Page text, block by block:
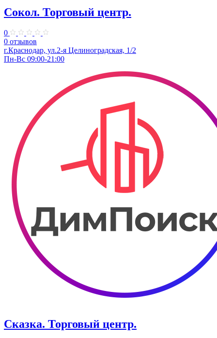
Сокол. ​Торговый центр.
0
0 отзывов
г.Краснодар, ул.2-я Целиноградская, 1/2
Пн-Вс 09:00-21:00
Сказка. ​Торговый центр.